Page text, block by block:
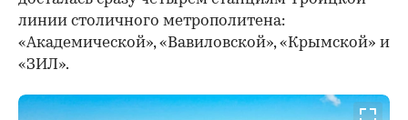
линии столичного метрополитена:
«Академической», «Вавиловской», «Крымской» и
«ЗИЛ».